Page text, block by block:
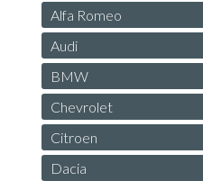
Alfa Romeo
Audi
BMW
Chevrolet
Citroen
Dacia